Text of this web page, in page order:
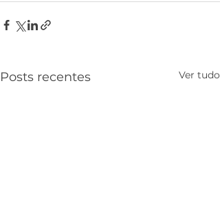
Posts recentes Ver tudo